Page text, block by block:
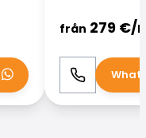
från 279 €/
Ring